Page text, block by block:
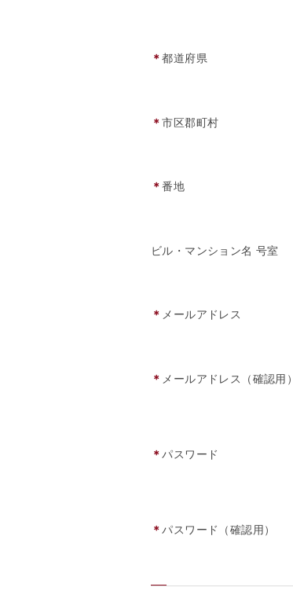
＊都道府県
＊市区郡町村
＊番地
ビル・マンション名 号室
＊ メールアドレス
＊ メールアドレス（確認用）
＊パスワード
＊パスワード（確認用）